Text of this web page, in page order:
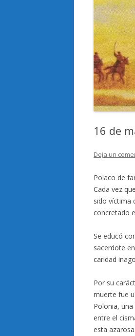
16 de
Deja un
Polaco de
Cada vez
sido víctima
concretado
Se educó
sacerdote
caridad
Por su
muerte fue
Polonia,
entre el
esta